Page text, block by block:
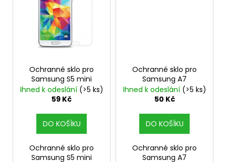
Ochranné sklo pro
Samsung S5 mini
Ihned k odeslání (>5 ks)
59 Kč
DO KOŠÍKU
Ochranné sklo pro
Samsung S5 mini
Ochranné sklo pro
Samsung A7
Ihned k odeslání (>5 ks)
50 Kč
DO KOŠÍKU
Ochranné sklo pro
Samsung A7